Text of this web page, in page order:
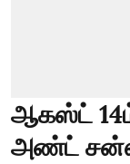
ஆகஸ்ட்
அண்ட்